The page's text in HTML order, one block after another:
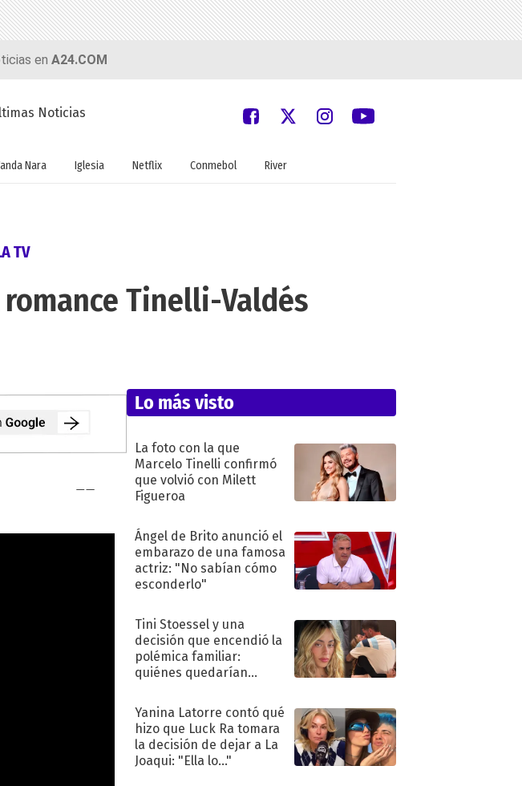
en A24.COM
Noticias
Nara Iglesia Netflix Conmebol River
TV
Tinelli-Valdés
Lo más visto
La foto con la que
Marcelo Tinelli confirmó
que volvió con Milett
Figueroa
Ángel de Brito anunció el
embarazo de una famosa
actriz: "No sabían cómo
esconderlo"
Tini Stoessel y una
decisión que encendió la
polémica familiar:
quiénes quedarían
Yanina Latorre contó qué
hizo que Luck Ra tomara
la decisión de dejar a La
Joaqui: "Ella lo..."